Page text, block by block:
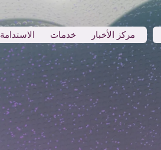
مركز الأخبار خدمات الاستدامة